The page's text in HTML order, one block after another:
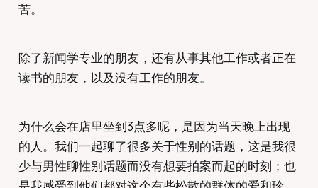
苦。
除了新闻学专业的朋友，还有从事其他工作或者正在
读书的朋友，以及没有工作的朋友。
为什么会在店里坐到3点多呢，是因为当天晚上出现
的人。我们一起聊了很多关于性别的话题，这是我很
少与男性聊性别话题而没有想要拍案而起的时刻；也